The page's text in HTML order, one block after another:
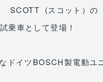
SCOTT (スコット）の
乗車として登場！
ドイツBOSCH製電動ユ